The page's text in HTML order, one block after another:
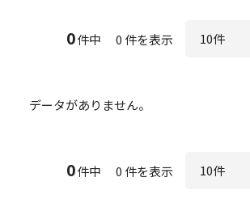
0件中 0 件を表示
データがありません。
0件中 0 件を表示